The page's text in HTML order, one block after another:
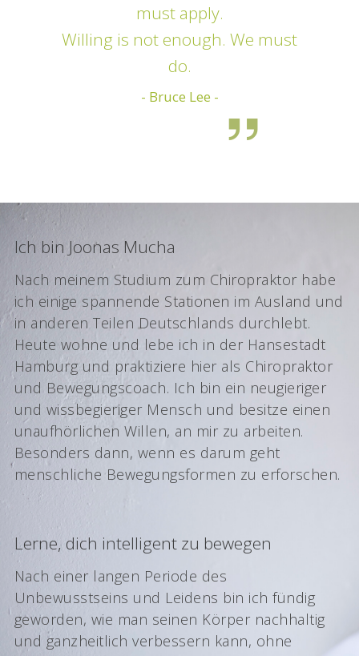
must apply.
Willing is not enough. We must
do.
- Bruce Lee -
Ich bin Joonas Mucha
Nach meinem Studium zum Chiropraktor habe
ich einige spannende Stationen im Ausland und
in anderen Teilen Deutschlands durchlebt.
Heute wohne und lebe ich in der Hansestadt
Hamburg und praktiziere hier als Chiropraktor
und Bewegungscoach. Ich bin ein neugieriger
und wissbegieriger Mensch und besitze einen
unaufhörlichen Willen, an mir zu arbeiten.
Besonders dann, wenn es darum geht
menschliche Bewegungsformen zu erforschen.
Lerne, dich intelligent zu bewegen
Nach einer langen Periode des
Unbewusstseins und Leidens bin ich fündig
geworden, wie man seinen Körper nachhaltig
und ganzheitlich verbessern kann, ohne